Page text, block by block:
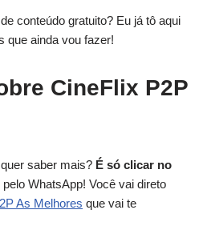
conteúdo gratuito? Eu já tô aqui
que ainda vou fazer!
CineFlix P2P
saber mais? É só clicar no
pelo WhatsApp! Você vai direto
As Melhores que vai te